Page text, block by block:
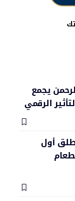
يجمع
الرقمي
أول